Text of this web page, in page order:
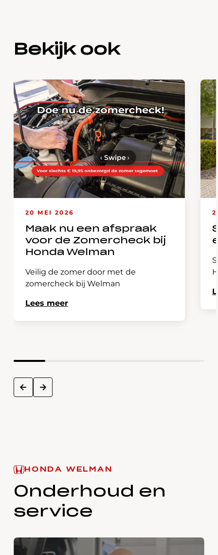
Bekijk ook
20 MEI 2026
Maak nu een afspraak
voor de Zomercheck bij
Honda Welman
Veilig de zomer door met de
zomercheck bij Welman
Lees meer
prev next
‹ Swipe›
HONDA WELMAN
Onderhoud en
service